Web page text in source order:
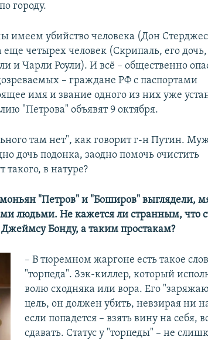
городу.
имеем убийство человека (Дон
еще четырех человек (Скрипаль, его
и Чарли Роули). И всё – общественно
– граждане РФ с паспортами
имя и звание одного из них уже
"Петрова" объявят 9 октября.
там нет", как говорит г-н Путин.
дочь подонка, заодно помочь очистить
в натуре?
"Петров" и "Боширов" выглядели,
людьми. Не кажется ли странным, что
Бонду, а таким простакам?
​– В тюремном жаргоне есть такое
"торпеда". Зэк-киллер, который
волю сходняка или вора. Его
цель, он должен убить, невзирая ни
если попадется – взять вину на себя,
сдавать. Статус у "торпеды" – не